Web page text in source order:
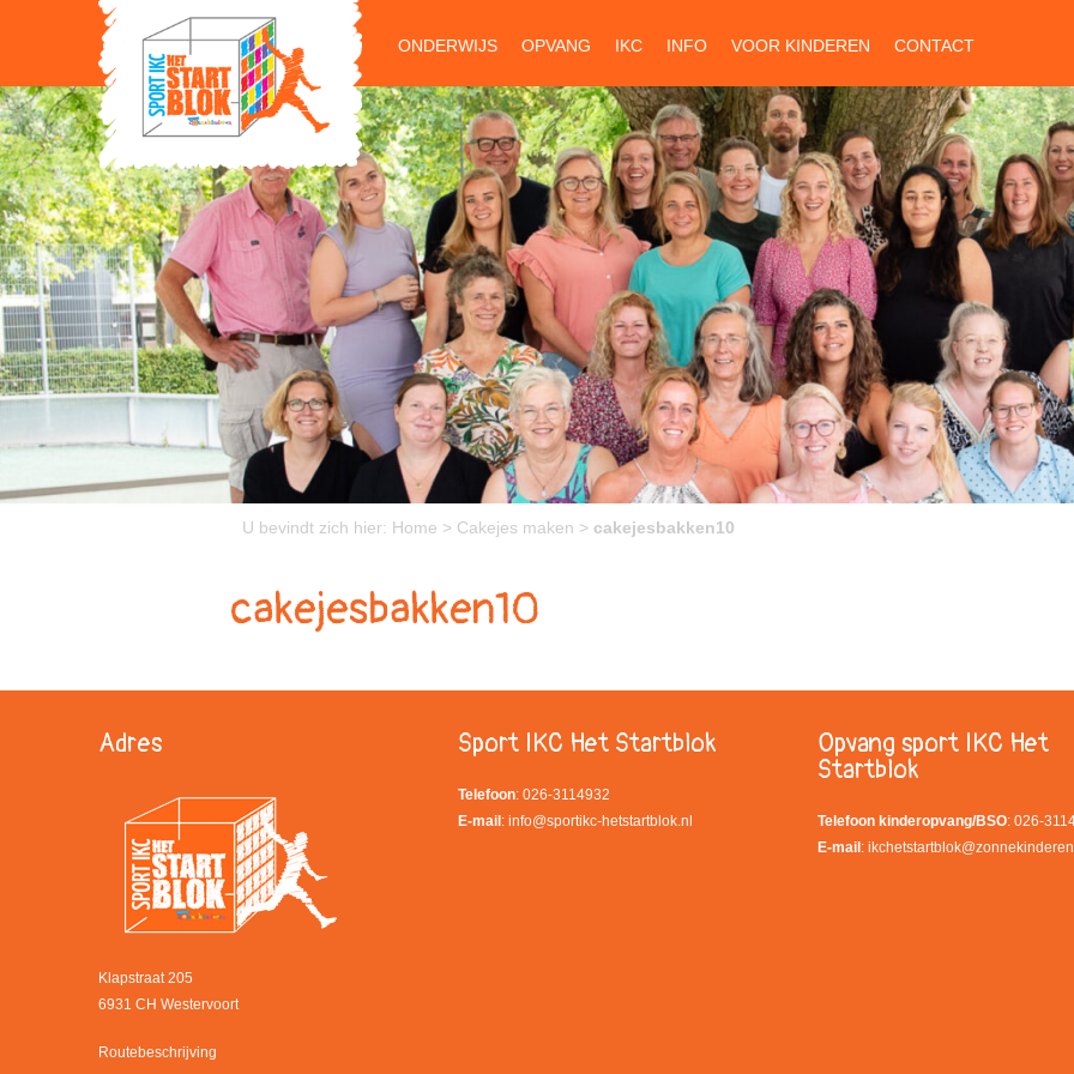
ONDERWIJS OPVANG IKC INFO VOOR KINDEREN CONTACT
U bevindt zich hier: Home > Cakejes maken > cakejesbakken10
cakejesbakken10
Adres
Klapstraat 205
6931 CH Westervoort
Routebeschrijving
Sport IKC Het Startblok
Telefoon: 026-3114932
E-mail : info@sportikc-hetstartblok.nl
Opvang sport IKC Het
Startblok
Telefoon kinderopvang/BSO: 026-
E-mail :